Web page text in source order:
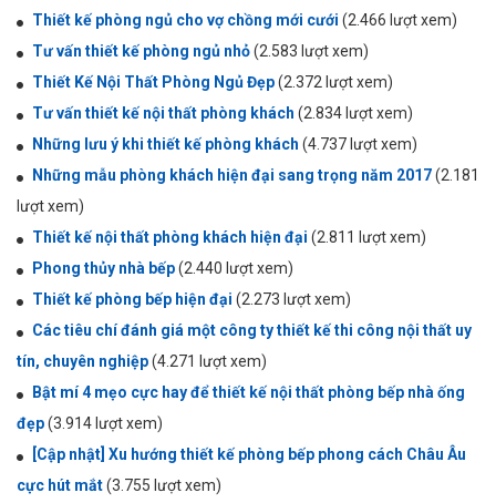
Thiết kế phòng ngủ cho vợ chồng mới cưới (2.466 lượt xem)
Tư vấn thiết kế phòng ngủ nhỏ(2.583 lượt xem)
Thiết Kế Nội Thất Phòng Ngủ Đẹp(2.372 lượt xem)
Tư vấn thiết kế nội thất phòng khách (2.834 lượt xem)
Những lưu ý khi thiết kế phòng khách (4.737 lượt xem)
Những mẫu phòng khách hiện đại sang trọng năm 2017(2.181
lượt xem)
Thiết kế nội thất phòng khách hiện đại (2.811 lượt xem)
Phong thủy nhà bếp(2.440 lượt xem)
Thiết kế phòng bếp hiện đại (2.273 lượt xem)
Các tiêu chí đánh giá một công ty thiết kế thi công nội thất uy
tín, chuyên nghiệp(4.271 lượt xem)
Bật mí 4 mẹo cực hay để thiết kế nội thất phòng bếp nhà ống
đẹp(3.914 lượt xem)
[Cập nhật] Xu hướng thiết kế phòng bếp phong cách Châu Âu
cực hút mắt(3.755 lượt xem)